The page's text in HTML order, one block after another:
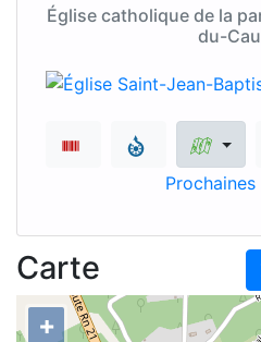
Église catholique de la
du-
Prochaines
Carte
+